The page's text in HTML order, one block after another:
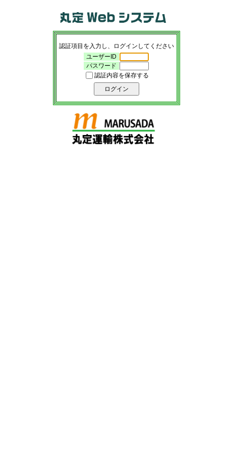
認証項目を入力し、ログインしてください
ユーザーID
パスワード
認証内容を保存する